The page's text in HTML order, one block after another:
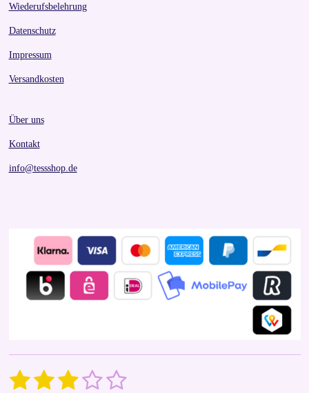
Wiederufsbelehrung
Datenschutz
Impressum
Versandkosten
Über uns
Kontakt
info@tessshop.de
R
1 2 3 4 5